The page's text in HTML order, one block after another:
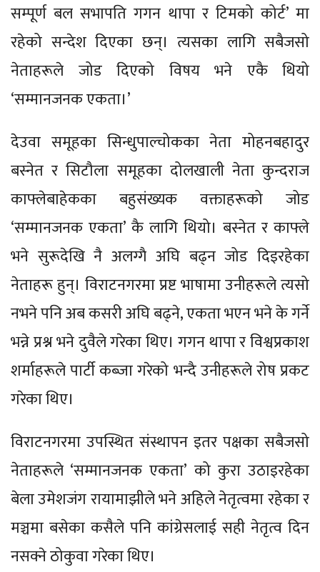
सम्पूर्ण बल सभापति गगन थापा र टिमको कोर्ट’ मा
रहेको सन्देश दिएका छन्। त्यसका लागि सबैजसो
नेताहरूले जोड दिएको विषय भने एकै थियो
‘सम्मानजनक एकता।’
देउवा समूहका सिन्धुपाल्चोकका नेता मोहनबहादुर
बस्नेत र सिटौला समूहका दोलखाली नेता कुन्दराज
काफ्लेबाहेकका बहुसंख्यक वक्ताहरूको जोड
‘सम्मानजनक एकता’ कै लागि थियो। बस्नेत र काफ्ले
भने सुरूदेखि नै अलग्गै अघि बढ्न जोड दिइरहेका
नेताहरू हुन्। विराटनगरमा प्रष्ट भाषामा उनीहरूले त्यसो
नभने पनि अब कसरी अघि बढ्ने, एकता भएन भने के गर्ने
भन्ने प्रश्न भने दुवैले गरेका थिए। गगन थापा र विश्वप्रकाश
शर्माहरूले पार्टी कब्जा गरेको भन्दै उनीहरूले रोष प्रकट
गरेका थिए।
विराटनगरमा उपस्थित संस्थापन इतर पक्षका सबैजसो
नेताहरूले ‘सम्मानजनक एकता’ को कुरा उठाइरहेका
बेला उमेशजंग रायामाझीले भने अहिले नेतृत्वमा रहेका र
मञ्चमा बसेका कसैले पनि कांग्रेसलाई सही नेतृत्व दिन
नसक्ने ठोकुवा गरेका थिए।